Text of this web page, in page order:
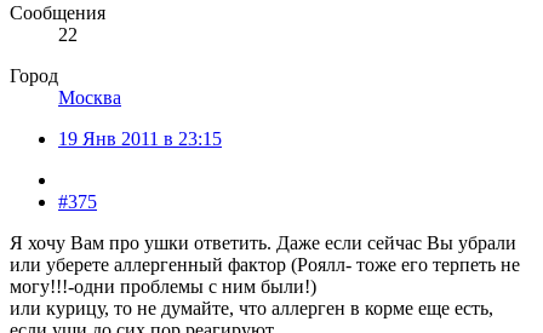
Сообщения
22
Город
Москва
19 Янв 2011 в 23:15
#375
Я хочу Вам про ушки ответить. Даже если сейчас Вы убрали
или уберете аллергенный фактор (Роялл- тоже его терпеть не
могу!!!-одни проблемы с ним были!)
или курицу, то не думайте, что аллерген в корме еще есть,